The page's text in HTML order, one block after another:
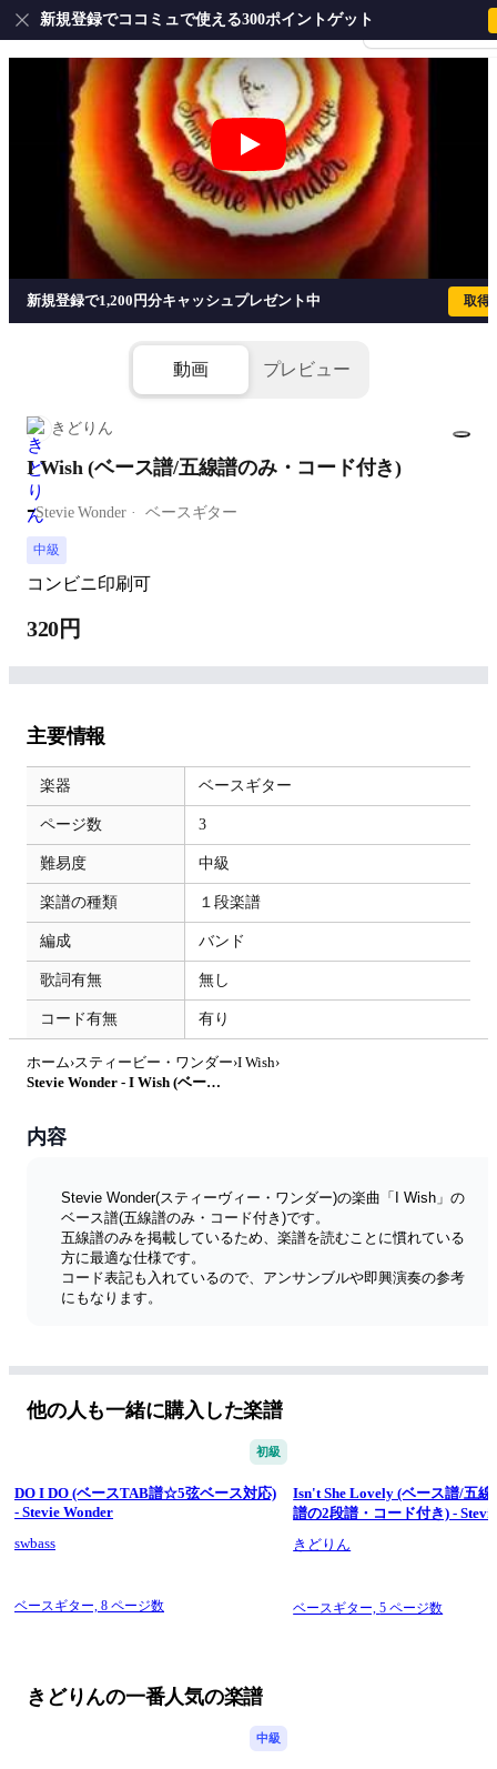
会員登録・ログイ
新規登録でココミュで使える300ポイントゲット
I Wish (ベース譜/五線譜のみ・コード
新規登録で1,200円分キャッシュプレゼント中 取得
動画 プレビュー
きどりん
I Wish (ベース譜/五線譜のみ・コード付き)
-Stevie Wonder ベースギター
中級
コンビニ印刷可
320円
主要情報
楽器 ベースギター
ページ数 3
難易度 中級
楽譜の種類 １段楽譜
編成 バンド
歌詞有無 無し
コード有無 有り
ホーム›スティービー・ワンダー›I Wish›
Stevie Wonder - I Wish (ベース譜/五線譜のみ・コード付き) by きどりん
内容
Stevie Wonder(スティーヴィー・ワンダー)の楽曲「I Wish」の
ベース譜(五線譜のみ・コード付き)です。
五線譜のみを掲載しているため、楽譜を読むことに慣れている
方に最適な仕様です。
コード表記も入れているので、アンサンブルや即興演奏の参考
にもなります。
す。
・五線譜＆TAB譜の2段譜（コード付き）
https://www.kokomu.jp/sheet-music/81763
https://www.kokomu.jp/sheet-music/81764
https://www.kokomu.jp/sheet-music/81767
お好みや用途に合わせて、必要な譜面をお求めください。
対応曲は順次増やしていきますので、ぜひご期待ください！
採譜・浄書は現役のプロベース奏者である私が担当していま
レッスンや発表会など実際の演奏シーンで使われている実用的
な譜面で、演奏しやすさにこだわって作成しました。
他の人も一緒に購入した楽譜
初級
DO I DO (ベースTAB譜☆5弦ベース対応)
- Stevie Wonder
swbass
ベースギター, 8 ページ数
Isn't She Lovely (ベース譜/五
譜の2段譜・コード付き) -
きどりん
ベースギター,5 ページ数
きどりんの一番人気の楽譜
中級